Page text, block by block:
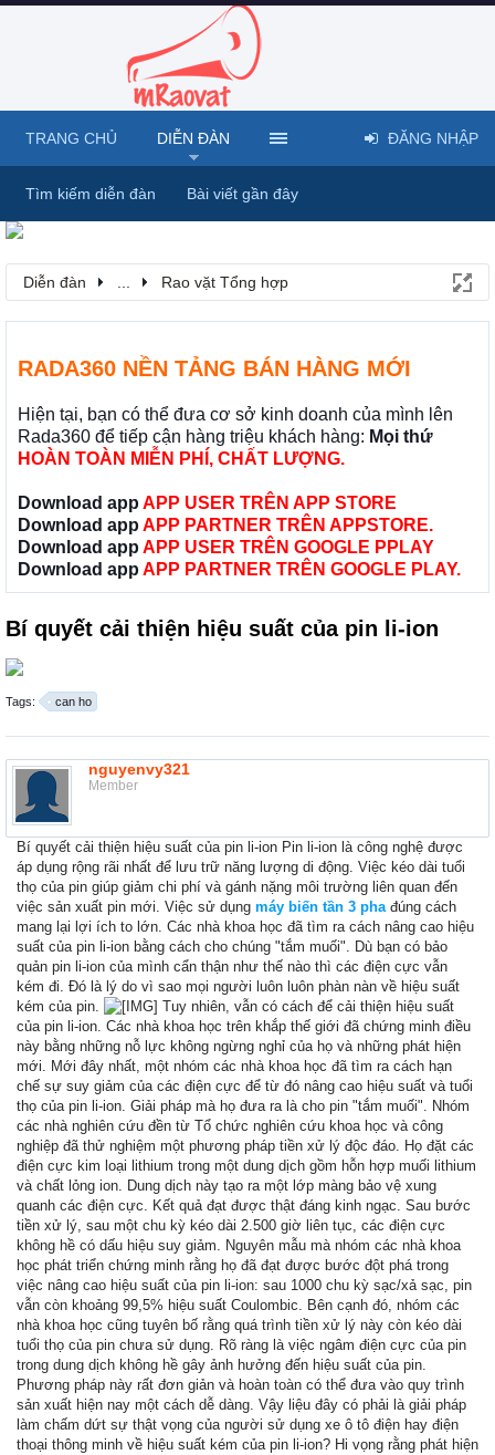
Diễn đàn Rao vặt Tổng hợp
RADA360 NỀN TẢNG BÁN HÀNG MỚI
Hiện tại, bạn có thể đưa cơ sở kinh doanh của mình lên
Rada360 để tiếp cận hàng triệu khách hàng: Mọi thứ
HOÀN TOÀN MIỄN PHÍ, CHẤT LƯỢNG.
Download app APP USER TRÊN APP STORE
Download app APP PARTNER TRÊN APPSTORE.
Download app APP USER TRÊN GOOGLE PPLAY
Download app APP PARTNER TRÊN GOOGLE PLAY.
Bí quyết cải thiện hiệu suất của pin li-ion
Tags: can ho
nguyenvy321
Member
Bí quyết cải thiện hiệu suất của pin li-ion Pin li-ion là công nghệ được
áp dụng rộng rãi nhất để lưu trữ năng lượng di động. Việc kéo dài tuổi
thọ của pin giúp giảm chi phí và gánh nặng môi trường liên quan đến
việc sản xuất pin mới. Việc sử dụng máy biến tần 3 phađúng cách
mang lại lợi ích to lớn. Các nhà khoa học đã tìm ra cách nâng cao hiệu
suất của pin li-ion bằng cách cho chúng "tắm muối". Dù bạn có bảo
quản pin li-ion của mình cẩn thận như thế nào thì các điện cực vẫn
kém đi. Đó là lý do vì sao mọi người luôn luôn phàn nàn về hiệu suất
kém của pin.
Tuy nhiên, vẫn có cách để cải thiện hiệu suất
của pin li-ion. Các nhà khoa học trên khắp thế giới đã chứng minh điều
này bằng những nỗ lực không ngừng nghỉ của họ và những phát hiện
mới. Mới đây nhất, một nhóm các nhà khoa học đã tìm ra cách hạn
chế sự suy giảm của các điện cực để từ đó nâng cao hiệu suất và tuổi
thọ của pin li-ion. Giải pháp mà họ đưa ra là cho pin "tắm muối". Nhóm
các nhà nghiên cứu đền từ Tổ chức nghiên cứu khoa học và công
nghiệp đã thử nghiệm một phương pháp tiền xử lý độc đáo. Họ đặt các
điện cực kim loại lithium trong một dung dịch gồm hỗn hợp muối lithium
và chất lỏng ion. Dung dịch này tạo ra một lớp màng bảo vệ xung
quanh các điện cực. Kết quả đạt được thật đáng kinh ngạc. Sau bước
tiền xử lý, sau một chu kỳ kéo dài 2.500 giờ liên tục, các điện cực
không hề có dấu hiệu suy giảm. Nguyên mẫu mà nhóm các nhà khoa
học phát triển chứng minh rằng họ đã đạt được bước đột phá trong
việc nâng cao hiệu suất của pin li-ion: sau 1000 chu kỳ sạc/xả sạc, pin
vẫn còn khoảng 99,5% hiệu suất Coulombic. Bên cạnh đó, nhóm các
nhà khoa học cũng tuyên bố rằng quá trình tiền xử lý này còn kéo dài
tuổi thọ của pin chưa sử dụng. Rõ ràng là việc ngâm điện cực của pin
trong dung dịch không hề gây ảnh hưởng đến hiệu suất của pin.
Phương pháp này rất đơn giản và hoàn toàn có thể đưa vào quy trình
sản xuất hiện nay một cách dễ dàng. Vậy liệu đây có phải là giải pháp
làm chấm dứt sự thật vọng của người sử dụng xe ô tô điện hay điện
thoại thông minh về hiệu suất kém của pin li-ion? Hi vọng rằng phát hiện
TRANG CHỦ DIỄN ĐÀN
Tìm kiếm diễn đàn Bài viết gần đây
ĐĂNG NHẬP